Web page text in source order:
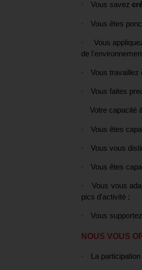
· Vous savez
· Vous êtes
·
Vous
de
· Vous travaillez
· Vous faites
· Votre capacité
· Vous êtes
· Vous vous
· Vous êtes
·
Vous vous
pics d'activité ;
· Vous
NOUS VOUS
· La participation